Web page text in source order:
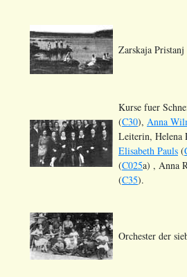
Zarskaja
Kurse fuer
(C30), Anna
Leiterin, Helena
Elisabeth Pauls (
(C025a) , Anna
(C35).
Orchester der